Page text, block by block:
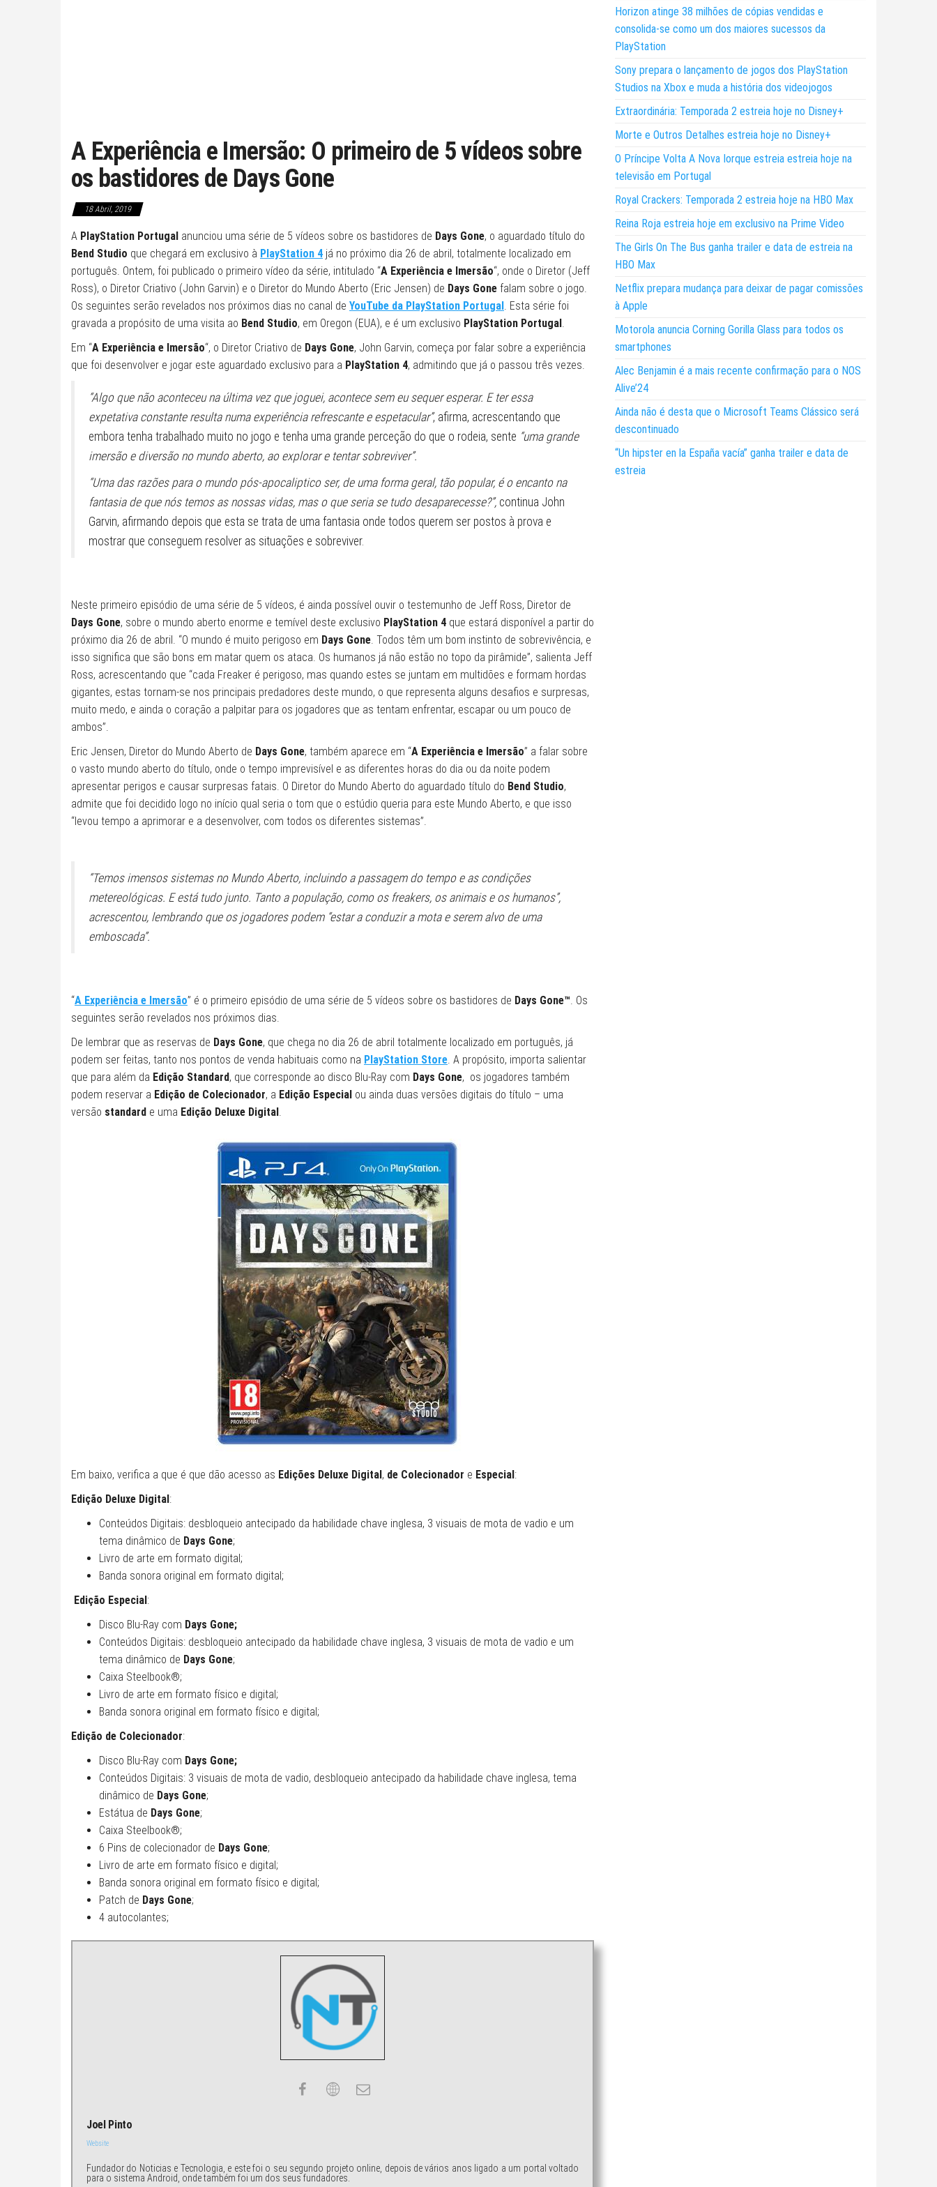
A Experiência e Imersão: O primeiro de 5 vídeos sobre
os bastidores de Days Gone
18 Abril, 2019
A PlayStation Portugal anunciou uma série de 5 vídeos sobre os bastidores de Days Gone, o aguardado título do
Bend Studio que chegará em exclusivo à PlayStation 4 já no próximo dia 26 de abril, totalmente localizado em
português. Ontem, foi publicado o primeiro vídeo da série, intitulado “A Experiência e Imersão“, onde o Diretor (Jeff
Ross), o Diretor Criativo (John Garvin) e o Diretor do Mundo Aberto (Eric Jensen) de Days Gone falam sobre o jogo.
Os seguintes serão revelados nos próximos dias no canal de YouTube da PlayStation Portugal. Esta série foi
gravada a propósito de uma visita ao Bend Studio, em Oregon (EUA), e é um exclusivo PlayStation Portugal.
Em “A Experiência e Imersão“, o Diretor Criativo de Days Gone, John Garvin, começa por falar sobre a experiência
que foi desenvolver e jogar este aguardado exclusivo para a PlayStation 4, admitindo que já o passou três vezes.
“Algo que não aconteceu na última vez que joguei, acontece sem eu sequer esperar. E ter essa
expetativa constante resulta numa experiência refrescante e espetacular”, afirma, acrescentando que
embora tenha trabalhado muito no jogo e tenha uma grande perceção do que o rodeia, sente “uma grande
imersão e diversão no mundo aberto, ao explorar e tentar sobreviver”.
“Uma das razões para o mundo pós-apocaliptico ser, de uma forma geral, tão popular, é o encanto na
fantasia de que nós temos as nossas vidas, mas o que seria se tudo desaparecesse?”, continua John
Garvin, afirmando depois que esta se trata de uma fantasia onde todos querem ser postos à prova e
mostrar que conseguem resolver as situações e sobreviver.
Neste primeiro episódio de uma série de 5 vídeos, é ainda possível ouvir o testemunho de Jeff Ross, Diretor de
Days Gone, sobre o mundo aberto enorme e temível deste exclusivo PlayStation 4 que estará disponível a partir do
próximo dia 26 de abril. “O mundo é muito perigoso em Days Gone. Todos têm um bom instinto de sobrevivência, e
isso significa que são bons em matar quem os ataca. Os humanos já não estão no topo da pirâmide”, salienta Jeff
Ross, acrescentando que “cada Freaker é perigoso, mas quando estes se juntam em multidões e formam hordas
gigantes, estas tornam-se nos principais predadores deste mundo, o que representa alguns desafios e surpresas,
muito medo, e ainda o coração a palpitar para os jogadores que as tentam enfrentar, escapar ou um pouco de
ambos”.
Eric Jensen, Diretor do Mundo Aberto de Days Gone, também aparece em “A Experiência e Imersão” a falar sobre
o vasto mundo aberto do título, onde o tempo imprevisível e as diferentes horas do dia ou da noite podem
apresentar perigos e causar surpresas fatais. O Diretor do Mundo Aberto do aguardado título do Bend Studio,
admite que foi decidido logo no início qual seria o tom que o estúdio queria para este Mundo Aberto, e que isso
“levou tempo a aprimorar e a desenvolver, com todos os diferentes sistemas”.
“Temos imensos sistemas no Mundo Aberto, incluindo a passagem do tempo e as condições
metereológicas. E está tudo junto. Tanto a população, como os freakers, os animais e os humanos”,
acrescentou, lembrando que os jogadores podem “estar a conduzir a mota e serem alvo de uma
emboscada”.
“A Experiência e Imersão” é o primeiro episódio de uma série de 5 vídeos sobre os bastidores de Days Gone™. Os
seguintes serão revelados nos próximos dias.
De lembrar que as reservas de Days Gone, que chega no dia 26 de abril totalmente localizado em português, já
podem ser feitas, tanto nos pontos de venda habituais como na PlayStation Store. A propósito, importa salientar
que para além da Edição Standard, que corresponde ao disco Blu-Ray com Days Gone, os jogadores também
podem reservar a Edição de Colecionador, a Edição Especial ou ainda duas versões digitais do título – uma
versão standard e uma Edição Deluxe Digital.
Em baixo, verifica a que é que dão acesso as Edições Deluxe Digital, de Colecionador e Especial:
Edição Deluxe Digital:
Conteúdos Digitais: desbloqueio antecipado da habilidade chave inglesa, 3 visuais de mota de vadio e um
tema dinâmico de Days Gone;
Livro de arte em formato digital;
Banda sonora original em formato digital;
Edição Especial:
Disco Blu-Ray com Days Gone;
Conteúdos Digitais: desbloqueio antecipado da habilidade chave inglesa, 3 visuais de mota de vadio e um
tema dinâmico de Days Gone;
Caixa Steelbook®;
Livro de arte em formato físico e digital;
Banda sonora original em formato físico e digital;
Edição de Colecionador:
Disco Blu-Ray com Days Gone;
Conteúdos Digitais: 3 visuais de mota de vadio, desbloqueio antecipado da habilidade chave inglesa, tema
dinâmico de Days Gone;
Estátua de Days Gone;
Caixa Steelbook®;
6 Pins de colecionador de Days Gone;
Livro de arte em formato físico e digital;
Banda sonora original em formato físico e digital;
Patch de Days Gone;
4 autocolantes;
Joel Pinto
Website
Fundador do Noticias e Tecnologia, e este foi o seu segundo projeto online, depois de vários anos ligado a um portal voltado
para o sistema Android, onde também foi um dos seus fundadores.
Horizon atinge 38 milhões de cópias vendidas e
consolida-se como um dos maiores sucessos da
PlayStation
Sony prepara o lançamento de jogos dos PlayStation
Studios na Xbox e muda a história dos videojogos
Extraordinária: Temporada 2 estreia hoje no Disney+
Morte e Outros Detalhes estreia hoje no Disney+
O Príncipe Volta A Nova Iorque estreia estreia hoje na
televisão em Portugal
Royal Crackers: Temporada 2 estreia hoje na HBO Max
Reina Roja estreia hoje em exclusivo na Prime Video
The Girls On The Bus ganha trailer e data de estreia na
HBO Max
Netflix prepara mudança para deixar de pagar comissões
à Apple
Motorola anuncia Corning Gorilla Glass para todos os
smartphones
Alec Benjamin é a mais recente confirmação para o NOS
Alive’24
Ainda não é desta que o Microsoft Teams Clássico será
descontinuado
“Un hipster en la España vacía” ganha trailer e data de
estreia